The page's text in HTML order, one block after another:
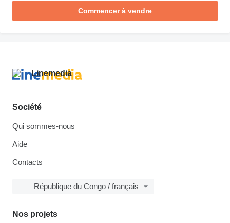
Commencer à vendre
Société
Qui sommes-nous
Aide
Contacts
République du Congo / français
Nos projets